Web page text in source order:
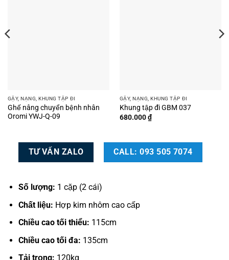
GẬY, NẠNG, KHUNG TẬP ĐI
Ghế nâng chuyển bệnh nhân
Oromi YWJ-Q-09
GẬY, NẠNG, KHUNG TẬP ĐI
Khung tập đi GBM 037
680.000₫
TƯ VẤN ZALO CALL: 093 505 7074
Số lượng: 1 cặp (2 cái)
Chất liệu: Hợp kim nhôm cao cấp
Chiều cao tối thiểu: 115cm
Chiều cao tối đa: 135cm
Tải trọng: 120kg